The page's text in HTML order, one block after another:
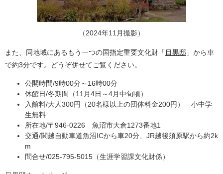
（2024年11月撮影）
また、同地域にあるもう一つの国指定重要文化財「 目黒邸 」から車
で約3分です。どうぞ併せてご覧ください。
公開時間/9時00分～16時00分
休館日/冬期間（11月4日～4月中旬頃）
入館料/大人300円（20名様以上の団体料金200円） 小中学
生無料
所在地/〒946-0226 魚沼市大倉1273番地1
交通/関越自動車道魚沼ICから車20分、JR越後須原駅から約2k
m
問合せ/025-795-5015（生涯学習課文化財係）